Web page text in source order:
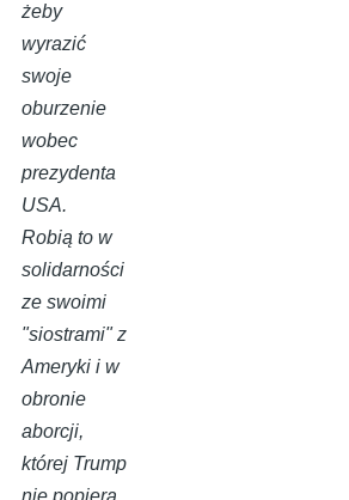
żeby
wyrazić
swoje
oburzenie
wobec
prezydenta
USA.
Robią to w
solidarności
ze swoimi
"siostrami" z
Ameryki i w
obronie
aborcji,
której Trump